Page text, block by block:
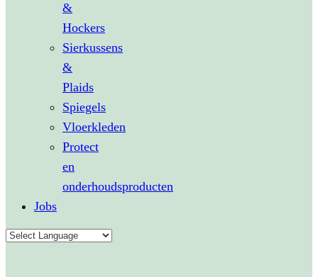
&
Hockers
Sierkussens
&
Plaids
Spiegels
Vloerkleden
Protect
en
onderhoudsproducten
Jobs